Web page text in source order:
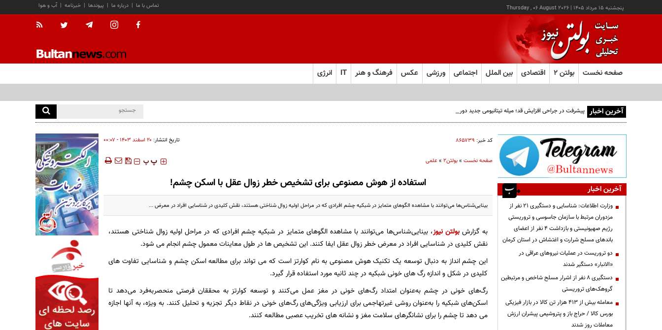
پنجشنبه ۱۵ مرداد ۱۴۰۵ |
Thursday , 06 August 2026 آب و هوا | خبرنامه | پیوندها | درباره ما | تماس با ما
صفحه نخست بولتن ۲ اقتصادی بین الملل اجتماعی ورزشی عکس فرهنگ و هنر IT انرژی
آخرین اخبار پیشرفت در جراحی افزایش قد؛ میله تیتانیومی جدید دوره نقاهت را از چند ماه به چند هفته کاهش می‌دهد
کد خبر: ۸۶۵۷۳۹ تاریخ انتشار: ۲۰ اسفند ۱۴۰۳ - ۰۰:۰۷
صفحه نخست»بولتن2 »علمی ‍‍‍ پ پ
استفاده از هوش مصنوعی برای تشخیص خطر زوال عقل با اسکن چشم!
بینایی‌شناس‌ها می‌توانند با مشاهده الگوهای متمایز در شبکیه چشم افرادی که در مراحل اولیه زوال شناختی هستند، نقش کلیدی در شناسایی افراد در معرض ...
به گزارشبولتن نیوز، بینایی‌شناس‌ها می‌توانند با مشاهده الگوهای متمایز در شبکیه چشم افرادی که در مراحل اولیه زوال شناختی هستند،
نقش کلیدی در شناسایی افراد در معرض خطر زوال عقل ایفا کنند. این تشخیص ها در طول معاینات معمول چشم انجام می شود.
این چشم انداز به دنبال توسعه یک تکنیک هوش مصنوعی به نام کوارتز است که می تواند برای مطالعه اسکن چشم و شناسایی تفاوت های
کلیدی در شکل و اندازه رگ های خونی شبکیه در چند ثانیه مورد استفاده قرار گیرد.
رگ‌های خونی در چشم به‌عنوان امتداد رگ‌های خونی در مغز عمل می‌کنند و توسعه کوارتز به محققان فرصتی منحصربه‌فرد می‌دهد تا
اسکن‌های شبکیه را به‌عنوان روشی غیرتهاجمی برای ارزیابی ویژگی‌های رگ‌های خونی در نقاط دیگر تجزیه و تحلیل کنند. به ویژه، به آنها اجازه
می دهد تا چشم را برای نشانگرهای سلامت مغز و نشانه های تخریب عصبی مطالعه کنند.
آخرین اخبار
وزارت اطلاعات: شناسایی و دستگیری ۲۱ نفر از
مزدوران مرتبط با سازمان جاسوسی و تروریستی
رژیم صهیونیستی و بازداشت ۴ نفر از اعضای
باندهای مسلح شرارت و اغتشاش در استان کرمان
دو تروریست در عملیات نیروهای عراقی در
«الانبار» دستگیر شدند
دستگیری ۸ نفر از اشرار مسلح شاخص و مرتبطین
گروهک‌های تروریستی
معامله بیش از ۴۱۳ هزار تن کالا در بازار فیزیکی
بورس کالا / حراج باز و پتروشیمی پیشران ارزش
معاملات روز شدند